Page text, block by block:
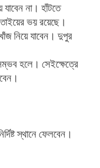
যাবেন না। হাঁটতে
ভয় রয়েছে।
নিয়ে যাবেন। দুপুর
হলে। সেইক্ষেত্রে
স্থানে ফেলবেন।